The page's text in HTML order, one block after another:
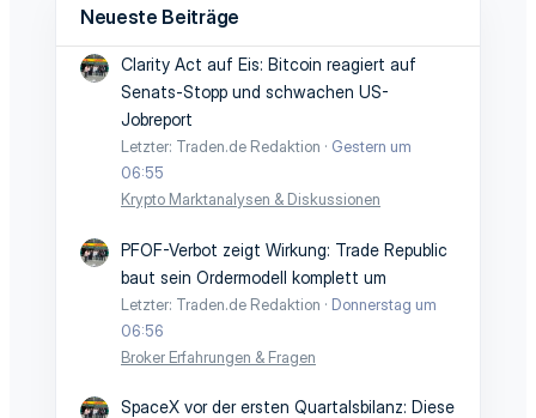
Neueste Beiträge
Clarity Act auf Eis: Bitcoin reagiert auf
Senats-Stopp und schwachen US-
Jobreport
Letzter: Traden.de Redaktion
Gestern um
06:55
Krypto Marktanalysen & Diskussionen
PFOF-Verbot zeigt Wirkung: Trade Republic
baut sein Ordermodell komplett um
Letzter: Traden.de Redaktion
Donnerstag um
06:56
Broker Erfahrungen & Fragen
SpaceX vor der ersten Quartalsbilanz: Diese